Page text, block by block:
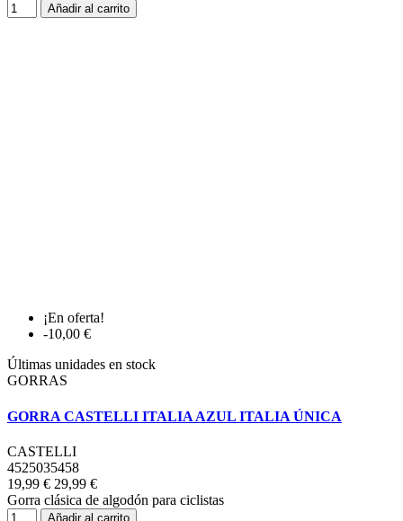
Añadir al carrito
¡En oferta!
-10,00 €
Últimas unidades en stock
GORRAS
GORRA CASTELLI ITALIA AZUL ITALIA ÚNICA
CASTELLI
4525035458
19,99 € 29,99 €
Gorra clásica de algodón para ciclistas
Añadir al carrito